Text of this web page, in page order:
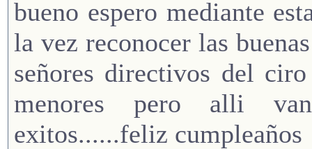
bueno espero mediante
la vez reconocer las
señores directivos del
menores pero alli
exitos......feliz cumpleaños